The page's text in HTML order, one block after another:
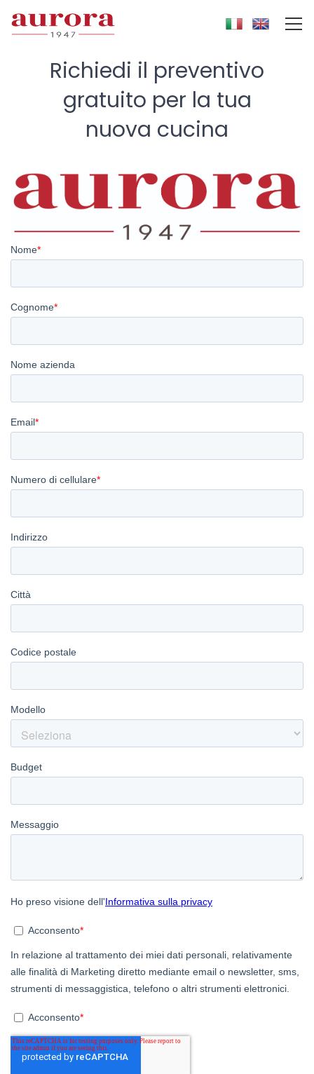
Richiedi il preventivo
gratuito per la tua
nuova cucina